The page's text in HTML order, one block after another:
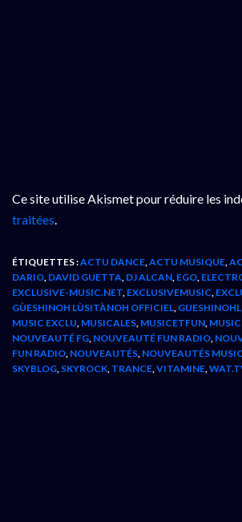
Ce site utilise Akismet pour réduire les
traitées.
ÉTIQUETTES :ACTU DANCE ACTU MUSIQUE
DARIO DAVID GUETTA DJ ALCAN EGO
EXCLUSIVE-MUSIC.NET EXCLUSIVEMUSIC
GÙESHINOH LÙSITÀNOH OFFICIEL
MUSIC EXCLU MUSICALES MUSICETFUN
NOUVEAUTÉ FG NOUVEAUTÉ FUN RADIO
FUN RADIO NOUVEAUTÉS NOUVEAUTÉS
SKYBLOG SKYROCK TRANCE VITAMINE